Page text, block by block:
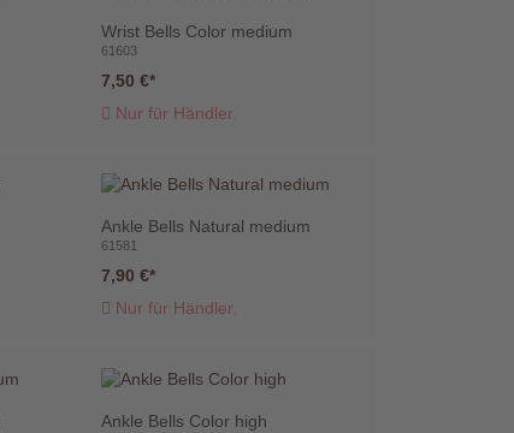
Wrist Bells Color medium
61603
7,50 €
Nur für Händler.
Ankle Bells Natural medium
61581
7,90 €
Nur für Händler.
Ankle Bells Color high